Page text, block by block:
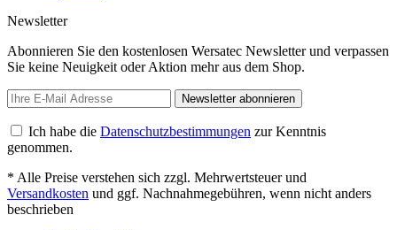
Newsletter
Abonnieren Sie den kostenlosen Wersatec Newsletter und verpassen
Sie keine Neuigkeit oder Aktion mehr aus dem Shop.
Newsletter abonnieren
Ich habe die Datenschutzbestimmungen zur Kenntnis
genommen.
* Alle Preise verstehen sich zzgl. Mehrwertsteuer und
Versandkosten und ggf. Nachnahmegebühren, wenn nicht anders
beschrieben